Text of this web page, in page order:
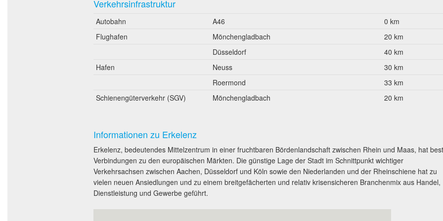
Verkehrsinfrastruktur
Autobahn A46
0 km
Flughafen
Mönchengladbach
20 km
Düsseldorf
40 km
Hafen
Neuss
30 km
Roermond
33 km
Schienengüterverkehr (SGV)
Mönchengladbach 20 km
Informationen zu Erkelenz
Erkelenz, bedeutendes Mittelzentrum in einer fruchtbaren Bördenlandschaft zwischen Rhein und Maas, hat
Verbindungen zu den europäischen Märkten. Die günstige Lage der Stadt im Schnittpunkt wichtiger
Verkehrsachsen zwischen Aachen, Düsseldorf und Köln sowie den Niederlanden und der Rheinschiene hat zu
vielen neuen Ansiedlungen und zu einem breitgefächerten und relativ krisensicheren Branchenmix aus Handel,
Dienstleistung und Gewerbe geführt.